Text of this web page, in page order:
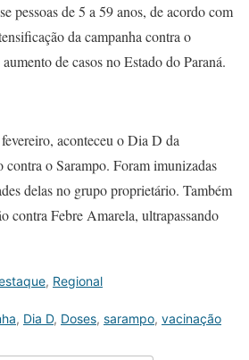
pessoas de 5 a 59 anos, de acordo com
da campanha contra o
de casos no Estado do Paraná.
aconteceu o Dia D da
contra o Sarampo. Foram imunizadas
delas no grupo proprietário. Também
contra Febre Amarela, ultrapassando
, Regional
, Dia D, Doses, sarampo, vacinação